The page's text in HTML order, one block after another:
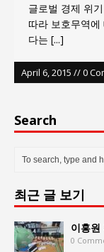
글로벌 경제 위
따라 보호무역
다는 [...]
April 6, 2015 // 0
Search
최근 글 보기
이홍원
0